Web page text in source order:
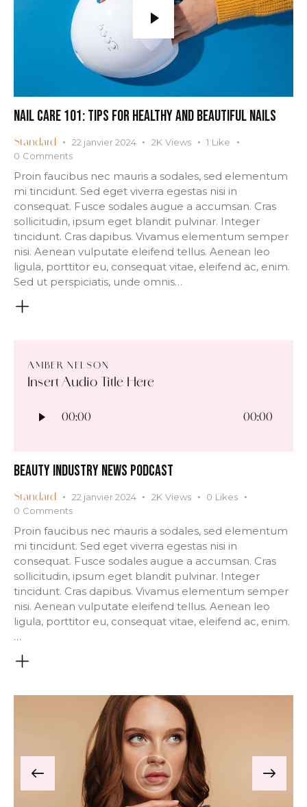
NAIL CARE 101: TIPS FOR HEALTHY AND BEAUTIFUL NAILS
Standard 22 janvier 2024 2K Views 1 Like
0 Comments
Proin faucibus nec mauris a sodales, sed elementum
mi tincidunt. Sed eget viverra egestas nisi in
consequat. Fusce sodales augue a accumsan. Cras
sollicitudin, ipsum eget blandit pulvinar. Integer
tincidunt. Cras dapibus. Vivamus elementum semper
nisi. Aenean vulputate eleifend tellus. Aenean leo
ligula, porttitor eu, consequat vitae, eleifend ac, enim.
Sed ut perspiciatis, unde omnis…
AMBER NELSON
Insert Audio Title Here
audio
00:00 00:00
BEAUTY INDUSTRY NEWS PODCAST
Standard 22 janvier 2024 2K Views 0 Likes
0 Comments
Proin faucibus nec mauris a sodales, sed elementum
mi tincidunt. Sed eget viverra egestas nisi in
consequat. Fusce sodales augue a accumsan. Cras
sollicitudin, ipsum eget blandit pulvinar. Integer
tincidunt. Cras dapibus. Vivamus elementum semper
nisi. Aenean vulputate eleifend tellus. Aenean leo
ligula, porttitor eu, consequat vitae, eleifend ac, enim.
…